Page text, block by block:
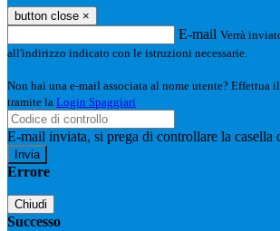
button close ×
E-mail Verrà
all'indirizzo indicato con le istruzioni necessarie.
Non hai una e-mail associata al nome utente? Effettua
tramite la Login Spaggiari
E-mail inviata, si prega di controllare la casella
Errore
Chiudi
Successo